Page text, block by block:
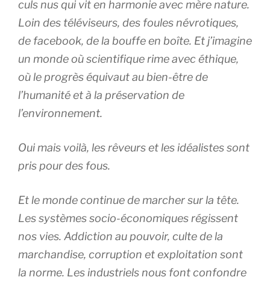
culs nus qui vit en harmonie avec mère nature.
Loin des téléviseurs, des foules névrotiques,
de facebook, de la bouffe en boîte. Et j’imagine
un monde où scientifique rime avec éthique,
où le progrès équivaut au bien-être de
l’humanité et à la préservation de
l’environnement.
Oui mais voilà, les rêveurs et les idéalistes sont
pris pour des fous.
Et le monde continue de marcher sur la tête.
Les systèmes socio-économiques régissent
nos vies. Addiction au pouvoir, culte de la
marchandise, corruption et exploitation sont
la norme. Les industriels nous font confondre